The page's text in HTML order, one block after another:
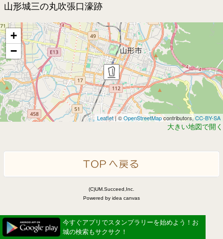
山形城三の丸吹張口濠跡
+
−
Leaflet| ©OpenStreetMapcontributors, CC-BY-SA
大きい地図で開く
(C)UM.Succeed,Inc.
Powered by idea canvas
今すぐアプリでスタンプラリーを始めよう！お
城の検索もサクサク！